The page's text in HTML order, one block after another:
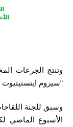
وتنتج الجرعات
“سيروم اينستيتيوت
وسبق للجنة